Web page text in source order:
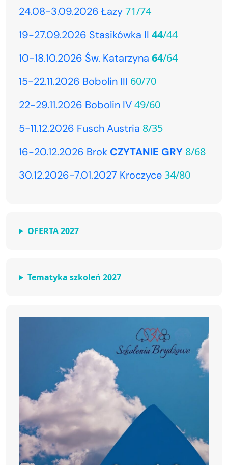
24.08-3.09.2026 Łazy71/74
19-27.09.2026 Stasikówka II 44/44
10-18.10.2026 Św. Katarzyna 64/64
15-22.11.2026 Bobolin III 60/70
22-29.11.2026 Bobolin IV49/60
5-11.12.2026 Fusch Austria 8/35
16-20.12.2026 Brok CZYTANIE GRY 8/68
30.12.2026-7.01.2027 Kroczyce34/80
OFERTA 2027
Tematyka szkoleń 2027